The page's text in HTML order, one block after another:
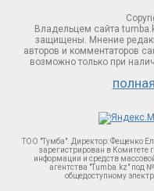
Владельцем сайта
защищены. Мнение
авторов и комментаторов
возможно только при
ТОО "Тумба". Директор: Фещенко
зарегистрирован в Комитете
информации и средств
агентства "Tumba.kz" под
общедоступному